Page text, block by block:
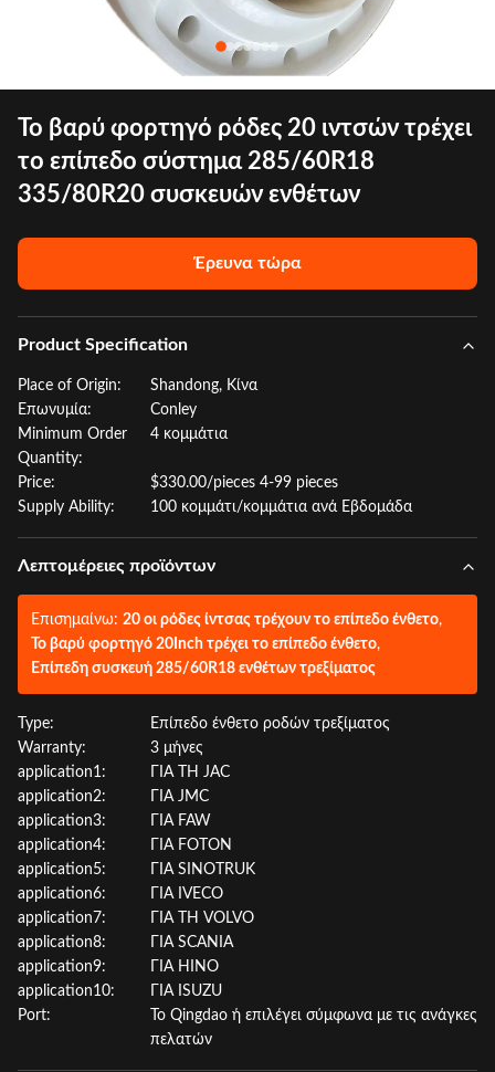
Το βαρύ φορτηγό ρόδες 20 ιντσών τρέχει
το επίπεδο σύστημα 285/60R18
335/80R20 συσκευών ενθέτων
Έρευνα τώρα
Product Specification
Place of Origin:
Shandong, Κίνα
Επωνυμία:
Conley
Minimum Order
Quantity:
4 κομμάτια
Price:
$330.00/pieces 4-99 pieces
Supply Ability:
100 κομμάτι/κομμάτια ανά Εβδομάδα
Λεπτομέρειες προϊόντων
Επισημαίνω: 20 οι ρόδες ίντσας τρέχουν το επίπεδο ένθετο,
Το βαρύ φορτηγό 20Inch τρέχει το επίπεδο ένθετο,
Επίπεδη συσκευή 285/60R18 ενθέτων τρεξίματος
Type:
Επίπεδο ένθετο ροδών τρεξίματος
Warranty:
3 μήνες
application1:
ΓΙΑ ΤΗ JAC
application2:
ΓΙΑ JMC
application3:
ΓΙΑ FAW
application4:
ΓΙΑ FOTON
application5:
ΓΙΑ SINOTRUK
application6:
ΓΙΑ IVECO
application7:
ΓΙΑ ΤΗ VOLVO
application8:
ΓΙΑ SCANIA
application9:
ΓΙΑ HINO
application10:
ΓΙΑ ISUZU
Port:
Το Qingdao ή επιλέγει σύμφωνα με τις ανάγκες
πελατών